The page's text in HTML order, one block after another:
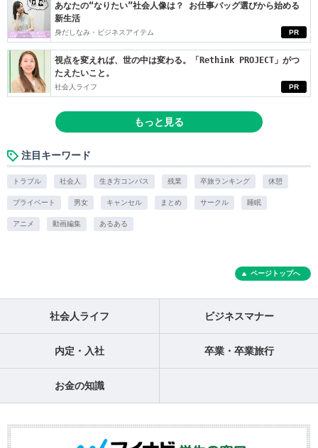
PR
あなたの“なりたい”社会人像は？ お仕事バッグ選びから始める
新生活
身だしなみ・ビジネスアイテム
PR
視点を変えれば、世の中は変わる。「Rethink PROJECT」がつ
たえたいこと。
社会人ライフ
もっと見る
注目キーワード
トラブル 社会人 生き方コンパス 残業 卒旅ランキング 休憩
プライベート 男女 キャンセル まとめ サークル 睡眠
アニメ 動画編集 あるある
ページトップへ
社会人ライフ ビジネスマナー
内定・入社 卒業・卒業旅行
お金の知識